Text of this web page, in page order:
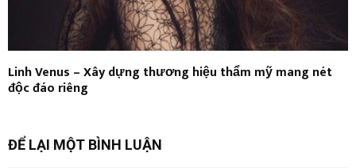
Linh Venus – Xây dựng thương hiệu thẩm mỹ mang nét
độc đáo riêng
ĐỂ LẠI MỘT BÌNH LUẬN